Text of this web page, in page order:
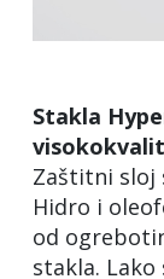
Stakla
Zaštitni sloj
Hidro i
od
stakla.